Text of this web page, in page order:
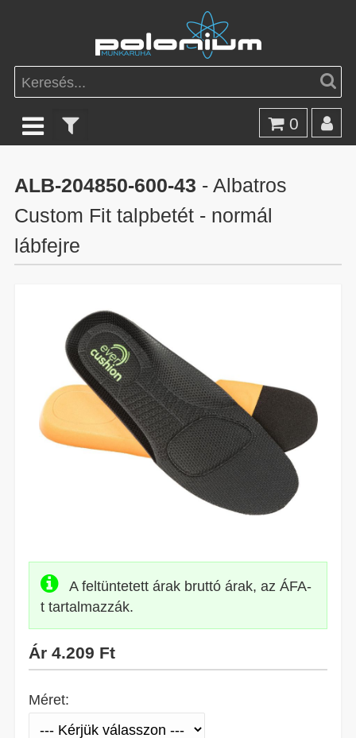
0
ALB-204850-600-43 - Albatros
Custom Fit talpbetét - normál
lábfejre
A feltüntetett árak bruttó árak, az ÁFA-
t tartalmazzák.
Ár4.209 Ft
Méret: